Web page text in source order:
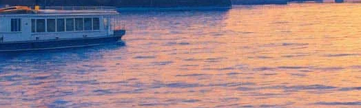
Концерт группировки «Ленинград»
15 декабря 2012, суббота,19.00
Версия для печати